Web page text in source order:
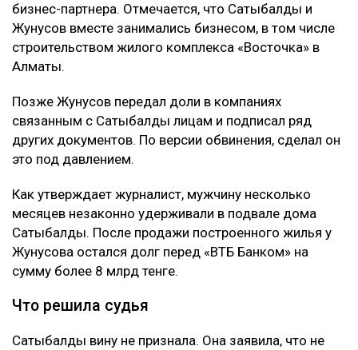
бизнес-партнера. Отмечается, что Сатыбалды и
Жунусов вместе занимались бизнесом, в том числе
строительством жилого комплекса «Восточка» в
Алматы.
Позже Жунусов передал доли в компаниях
связанным с Сатыбалды лицам и подписал ряд
других документов. По версии обвинения, сделал он
это под давлением.
Как утверждает журналист, мужчину несколько
месяцев незаконно удерживали в подвале дома
Сатыбалды. После продажи построенного жилья у
Жунусова остался долг перед «ВТБ Банком» на
сумму более 8 млрд тенге.
Что решила судья
Сатыбалды вину не признала. Она заявила, что не